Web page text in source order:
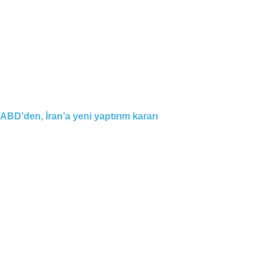
ABD’den, İran’a yeni yaptırım kararı